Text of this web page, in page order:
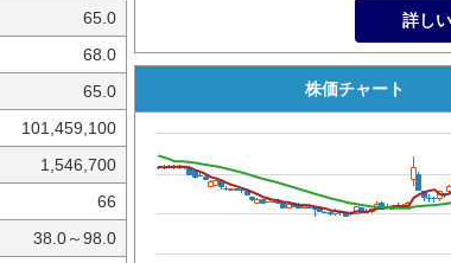
65.0
68.0
65.0
101,459,100
1,546,700
66
38.0～98.0
詳し
株価チャート